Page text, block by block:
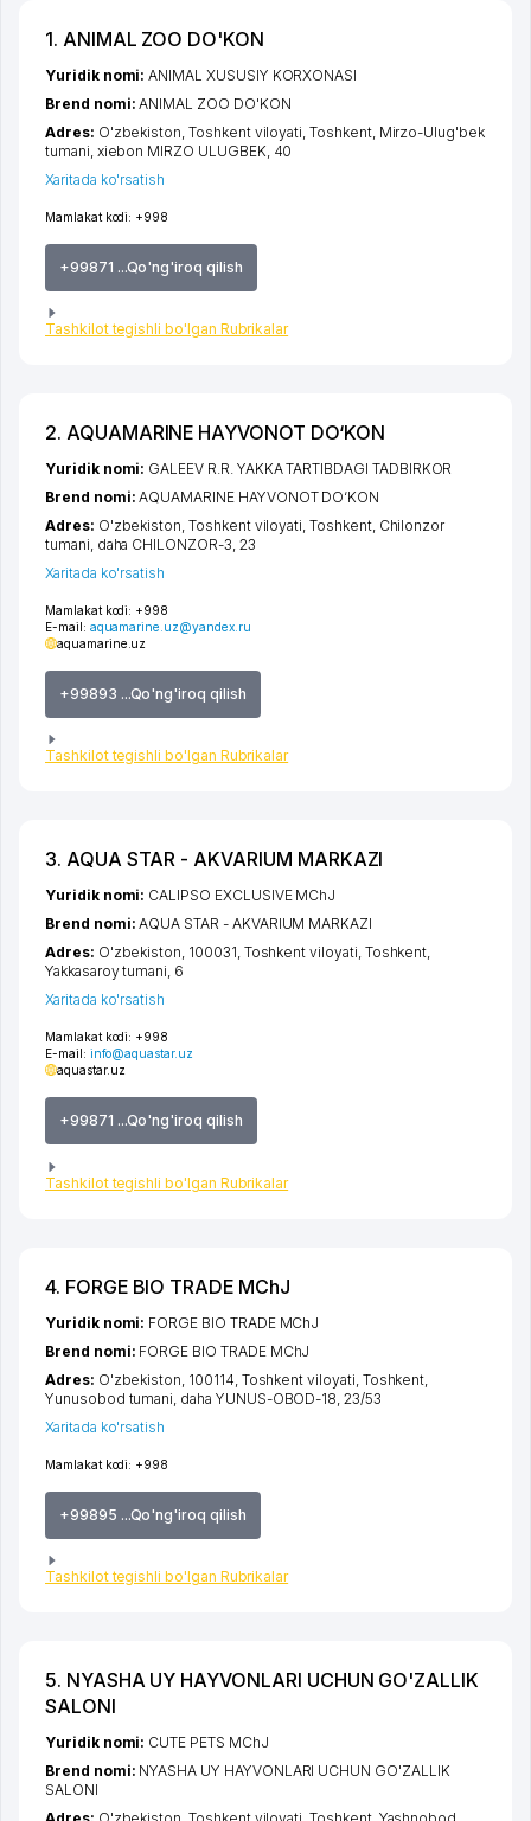
1. ANIMAL ZOO DO'KON
Mamlakat kodi: +998
+99871 ...Qo'ng'iroq qilish
Tashkilot tegishli bo'lgan Rubrikalar
Yuridik nomi:ANIMAL XUSUSIY KORXONASI
Brend nomi:ANIMAL ZOO DO'KON
Adres: O'zbekiston,Toshkent viloyati,Toshkent, Mirzo-Ulug'bek
tumani, xiеbon MIRZO ULUGBEK, 40
Xaritada ko'rsatish
2. AQUAMARINE HAYVONOT DO‘KON
Mamlakat kodi: +998
E-mail: aquamarine.uz@yandex.ru
aquamarine.uz
+99893 ...Qo'ng'iroq qilish
Tashkilot tegishli bo'lgan Rubrikalar
Yuridik nomi: GALEEV R.R. YAKKA TARTIBDAGI TADBIRKOR
Brend nomi:AQUAMARINE HAYVONOT DO‘KON
Adres: O'zbekiston,Toshkent viloyati,Toshkent, Chilonzor
tumani, daha CHILONZOR-3, 23
Xaritada ko'rsatish
3. AQUA STAR - AKVARIUM MARKAZI
Mamlakat kodi: +998
E-mail: info@aquastar.uz
aquastar.uz
+99871 ...Qo'ng'iroq qilish
Tashkilot tegishli bo'lgan Rubrikalar
Yuridik nomi: CALIPSO EXCLUSIVE MChJ
Brend nomi:AQUA STAR - AKVARIUM MARKAZI
Adres: O'zbekiston, 100031, Toshkent viloyati, Toshkent,
Yakkasaroy tumani, 6
Xaritada ko'rsatish
4. FORGE BIO TRADE MChJ
Mamlakat kodi: +998
+99895 ...Qo'ng'iroq qilish
Tashkilot tegishli bo'lgan Rubrikalar
Yuridik nomi: FORGE BIO TRADE MChJ
Brend nomi: FORGE BIO TRADE MChJ
Adres: O'zbekiston, 100114, Toshkent viloyati Toshkent
Yunusobod tumani daha YUNUS-OBOD-18 , 23/53
Xaritada ko'rsatish
5. NYASHA UY HAYVONLARI UCHUN GO'ZALLIK
SALONI
Yuridik nomi: CUTE PETS MChJ
Brend nomi: NYASHA UY HAYVONLARI UCHUN GO'ZALLIK
SALONI